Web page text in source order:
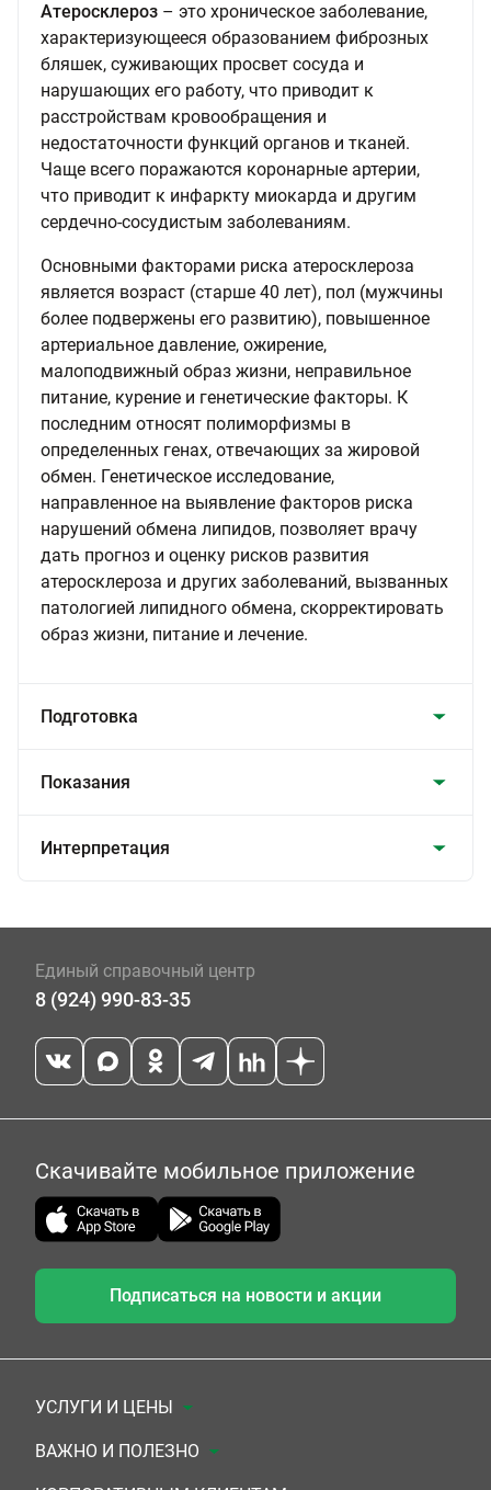
Атеросклероз – это хроническое заболевание,
характеризующееся образованием фиброзных
бляшек, суживающих просвет сосуда и
нарушающих его работу, что приводит к
расстройствам кровообращения и
недостаточности функций органов и тканей.
Чаще всего поражаются коронарные артерии,
что приводит к инфаркту миокарда и другим
сердечно-сосудистым заболеваниям.
Основными факторами риска атеросклероза
является возраст (старше 40 лет), пол (мужчины
более подвержены его развитию), повышенное
артериальное давление, ожирение,
малоподвижный образ жизни, неправильное
питание, курение и генетические факторы. К
последним относят полиморфизмы в
определенных генах, отвечающих за жировой
обмен. Генетическое исследование,
направленное на выявление факторов риска
нарушений обмена липидов, позволяет врачу
дать прогноз и оценку рисков развития
атеросклероза и других заболеваний, вызванных
патологией липидного обмена, скорректировать
образ жизни, питание и лечение.
Подготовка
Показания
Интерпретация
Единый справочный центр
8 (924) 990-83-35
Скачивайте мобильное приложение
Подписаться на новости и акции
УСЛУГИ И ЦЕНЫ
Анализы
ВАЖНО И ПОЛЕЗНО